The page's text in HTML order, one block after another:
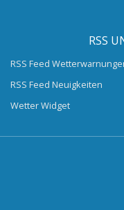
RSS
RSS Feed
RSS Feed Neuigkeiten
Wetter Widget